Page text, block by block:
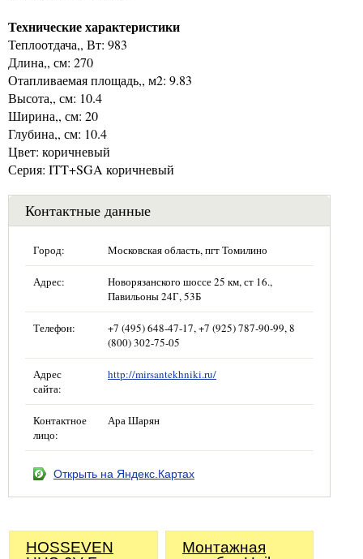
Технические характеристики
Теплоотдача,, Вт: 983
Длина,, см: 270
Отапливаемая площадь,, м2: 9.83
Высота,, см: 10.4
Ширина,, см: 20
Глубина,, см: 10.4
Цвет: коричневый
Серия: ITT+SGA коричневый
Контактные данные
Город: Московская область, пгт Томилино
Адрес:
Новорязанского шоссе 25 км, ст 16.,
Павильоны 24Г, 53Б
Телефон:
+7 (495) 648-47-17, +7 (925) 787-90-99, 8
(800) 302-75-05
Адрес
сайта:
http://mirsantekhniki.ru/
Контактное
лицо:
Ара Шарян
Открыть на Яндекс.Картах
HOSSEVEN
Монтажная